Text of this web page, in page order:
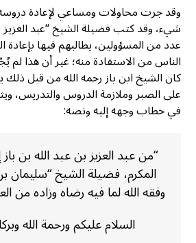
وقد جرت محاولات ومساعي لإعادة
شيء، وقد كتب فضيلة الشيخ “عبد العزيز
عدد من المسؤولين، يطالبهم فيها
الناس من الاستفادة منه؛ غير أن هذا لم
كان الشيخ ابن باز رحمه الله من قبل
على الصبر وملازمة الدروس والتدريس،
في خطاب وجهه إليه ونصه:
“من عبد العزيز بن عبد الله بن
المكرم، فضيلة الشيخ “سليمان
وفقه الله لما فيه رضاه وزاده من
السلام عليكم ورحمة الله